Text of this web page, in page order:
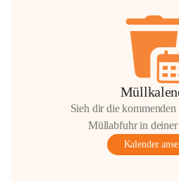
Sieh dir die
Müllabfuhr in deiner
Kalender